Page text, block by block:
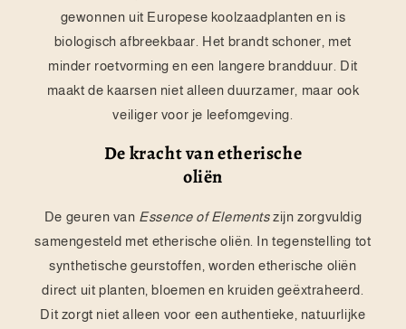
gewonnen uit Europese koolzaadplanten en is
biologisch afbreekbaar. Het brandt schoner, met
minder roetvorming en een langere brandduur. Dit
maakt de kaarsen niet alleen duurzamer, maar ook
veiliger voor je leefomgeving.
De kracht van etherische
oliën
De geuren van Essence of Elementszijn zorgvuldig
samengesteld met etherische oliën. In tegenstelling tot
synthetische geurstoffen, worden etherische oliën
direct uit planten, bloemen en kruiden geëxtraheerd.
Dit zorgt niet alleen voor een authentieke, natuurlijke